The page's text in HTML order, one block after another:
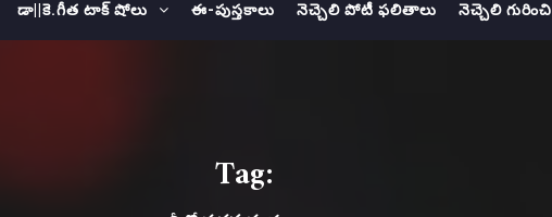
డా||కె.గీత టాక్ షోలు ఈ-పుస్తకాలు నెచ్చెలి పోటీ ఫలితాలు నెచ్చెలి గురించి
Tag: